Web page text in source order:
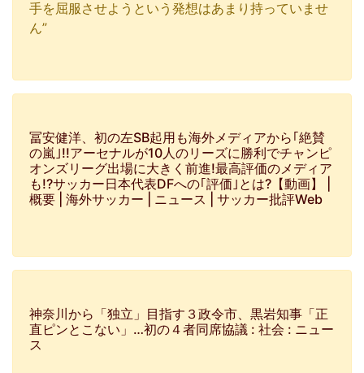
手を屈服させようという発想はあまり持っていませ
ん”
冨安健洋、初の左SB起用も海外メディアから｢絶賛
の嵐｣!!アーセナルが10人のリーズに勝利でチャンピ
オンズリーグ出場に大きく前進!最高評価のメディア
も!?サッカー日本代表DFへの｢評価｣とは?【動画】 |
概要 | 海外サッカー | ニュース | サッカー批評Web
神奈川から「独立」目指す３政令市、黒岩知事「正
直ピンとこない」…初の４者同席協議 : 社会 : ニュー
ス